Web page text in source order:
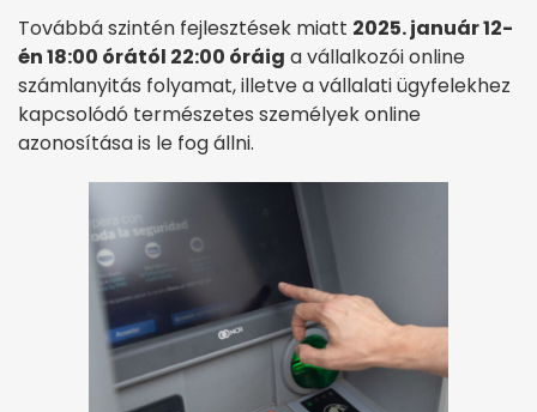
Továbbá szintén fejlesztések miatt 2025. január 12-
én 18:00 órától 22:00 óráig a vállalkozói online
számlanyitás folyamat, illetve a vállalati ügyfelekhez
kapcsolódó természetes személyek online
azonosítása is le fog állni.